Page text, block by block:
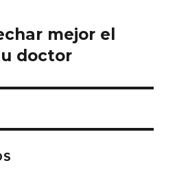
mejor el
doctor